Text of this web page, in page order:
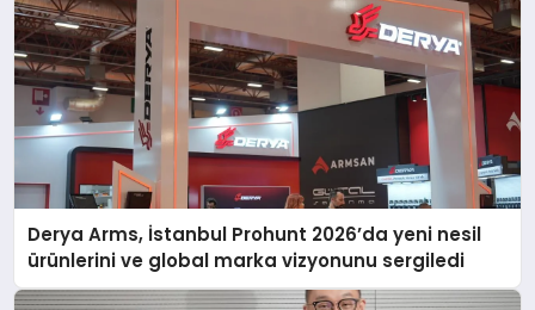
Derya Arms, İstanbul Prohunt 2026’da yeni nesil
ürünlerini ve global marka vizyonunu sergiledi